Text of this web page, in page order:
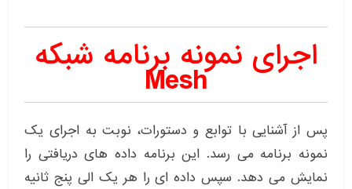
اجرای نمونه برنامه شبکه
Mesh
پس از آشنایی با توابع و دستورات، نوبت به اجرای یک
نمونه برنامه می رسد. این برنامه داده های دریافتی را
نمایش می دهد. سپس داده ای را هر یک الی پنج ثانیه